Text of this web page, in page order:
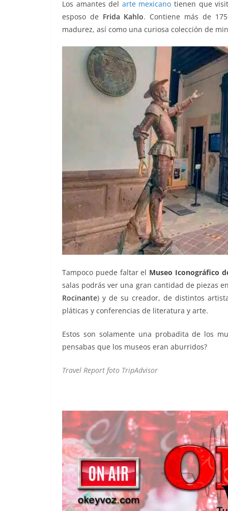
Los amantes del arte mexicano tienen que
esposo de Frida Kahlo. Contiene más de
madurez, así como una curiosa colección de
Tampoco puede faltar el Museo Iconográfico
salas podrás ver una gran cantidad de piezas
Rocinante) y de su creador, de distintos
pláticas y conferencias de literatura y arte.
Estos son solamente una probadita de los
pensabas que los museos eran aburridos?
Travel Report foto TripAdvisor